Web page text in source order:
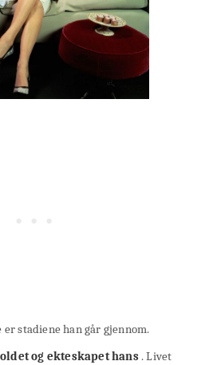
er stadiene han går gjennom.
og ekteskapet hans. Livet